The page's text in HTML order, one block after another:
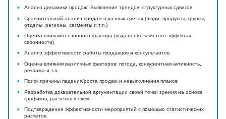
• Анализ динамики продаж. Выявление трендов, структурных сдвигов
•
Сравнительный анализ продаж в разных срезах (люди, продукты, группы,
отделы, регионы, сегменты и т.п.)
•
Оценка влияния сезонного фактора (выделение «чистого эффекта»
сезонности)
• Анализ эффективности работы продавцов и консультантов
•
Оценка влияния различных факторов: погода, конкурентная активность,
реклама и т.п.
• Поиск причины падения/роста продаж и невыполнения планов
•
Разработка доказательной аргументации своей точки зрения на основе
графиков, расчетов и схем
•
Подтверждение эффективности мероприятий с помощью статистических
расчетов